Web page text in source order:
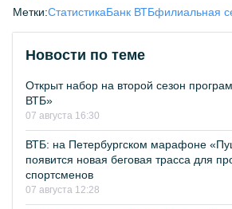
Метки:СтатистикаБанк ВТБфилиальная
Новости по теме
Открыт набор на второй сезон
ВТБ»
07 августа 16:30
ВТБ: на Петербургском марафоне
появится новая беговая трасса для
спортсменов
07 августа 12:28